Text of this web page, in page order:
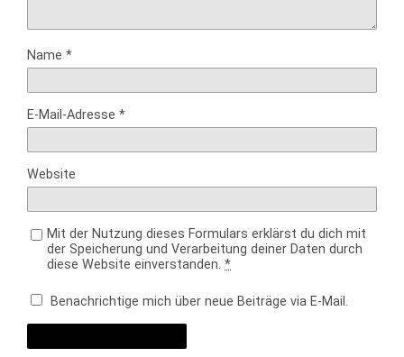
Name *
E-Mail-Adresse *
Website
Mit der Nutzung dieses Formulars erklärst du dich mit
der Speicherung und Verarbeitung deiner Daten durch
diese Website einverstanden. *
Benachrichtige mich über neue Beiträge via E-Mail.